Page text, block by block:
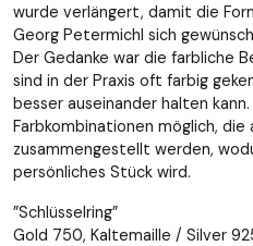
wurde verlängert, damit die
Georg Petermichl sich
Der Gedanke war die farbliche
sind in der Praxis oft farbig
besser auseinander halten
Farbkombinationen möglich, die
zusammengestellt werden,
persönliches Stück wird.
”Schlüsselring”
Gold 750, Kaltemaille / Silver